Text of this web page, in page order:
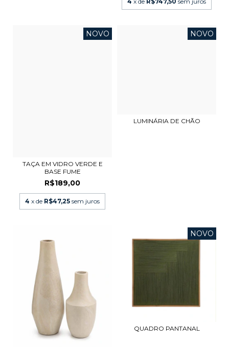
NOVO
TAÇA EM VIDRO VERDE E
BASE FUME
R$189,00
4 x de R$47,25 sem juros
NOVO
LUMINÁRIA DE CHÃO
NOVO
QUADRO PANTANAL